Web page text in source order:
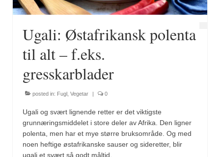
Ugali: Østafrikansk polenta
til alt – f.eks.
gresskarblader
posted in: Fugl Vegetar | 0
Ugali og svært lignende retter er det viktigste
grunnæringsmiddelet i store deler av Afrika. Den ligner
polenta, men har et mye større bruksområde. Og med
noen heftige østafrikanske sauser og sideretter, blir
ugali et svært så godt måltid.